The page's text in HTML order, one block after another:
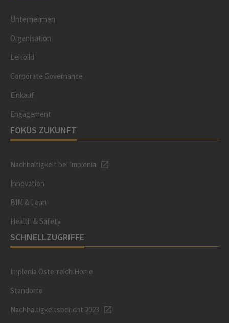
Unternehmen
Organisation
Leitbild
Corporate Governance
Einkauf
Engagement
FOKUS ZUKUNFT
Nachhaltigkeit bei Implenia
Innovation
BIM & Lean
Health & Safety
SCHNELLZUGRIFFE
Implenia Österreich Home
Standorte
Nachhaltigkeitsbericht 2023